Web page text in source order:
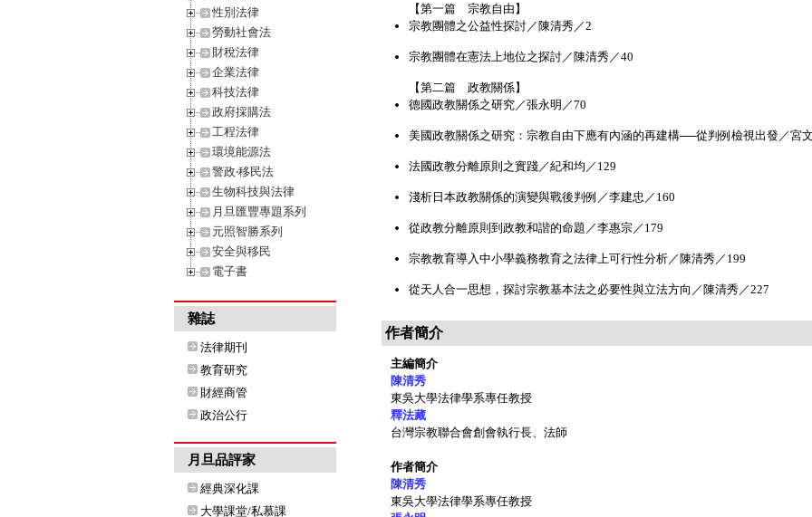
性別法律
勞動社會法
財稅法律
企業法律
科技法律
政府採購法
工程法律
環境能源法
警政‧移民法
生物科技與法律
月旦匯豐專題系列
元照智勝系列
安全與移民
電子書
雜誌
法律期刊
教育研究
財經商管
政治公行
月旦品評家
經典深化課
大學課堂/私慕課
【第一篇 宗教自由】
宗教團體之公益性探討／陳清秀／2
宗教團體在憲法上地位之探討／陳清秀／40
【第二篇 政教關係】
德國政教關係之研究／張永明／70
美國政教關係之研究：宗教自由下應有內涵的再建構──從判例檢視出發／宮
法國政教分離原則之實踐／紀和均／129
淺析日本政教關係的演變與戰後判例／李建忠／160
從政教分離原則到政教和諧的命題／李惠宗／179
宗教教育導入中小學義務教育之法律上可行性分析／陳清秀／199
從天人合一思想，探討宗教基本法之必要性與立法方向／陳清秀／227
作者簡介
主編簡介
陳清秀
東吳大學法律學系專任教授
釋法藏
台灣宗教聯合會創會執行長、法師
作者簡介
陳清秀
東吳大學法律學系專任教授